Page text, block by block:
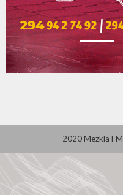
2020 Mezkla FM